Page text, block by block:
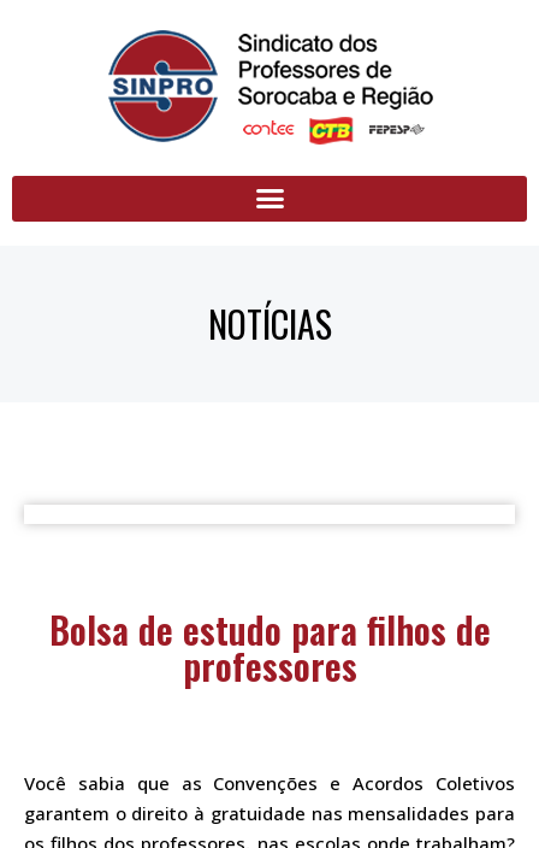
NOTÍCIAS
Bolsa de estudo para filhos de
professores
Você sabia que as Convenções e Acordos Coletivos
garantem o direito à gratuidade nas mensalidades para
os filhos dos professores, nas escolas onde trabalham?